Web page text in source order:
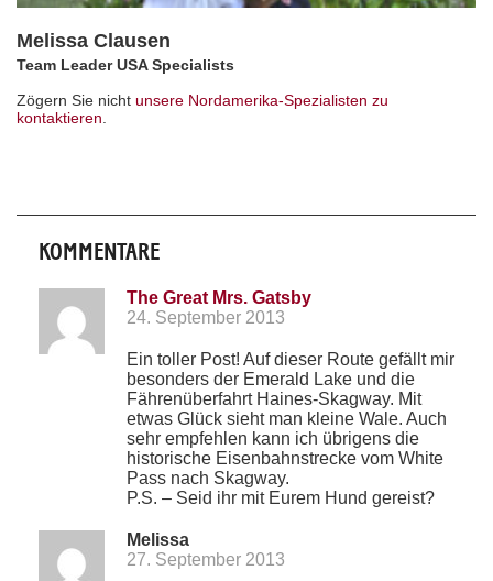
Melissa Clausen
Team Leader USA Specialists
Zögern Sie nicht unsere Nordamerika-Spezialisten zu
kontaktieren
KOMMENTARE
The Great Mrs. Gatsby
24. September 2013
Ein toller Post! Auf dieser Route gefällt mir
besonders der Emerald Lake und die
Fährenüberfahrt Haines-Skagway. Mit
etwas Glück sieht man kleine Wale. Auch
sehr empfehlen kann ich übrigens die
historische Eisenbahnstrecke vom White
Pass nach Skagway.
P.S. – Seid ihr mit Eurem Hund gereist?
Melissa
27. September 2013